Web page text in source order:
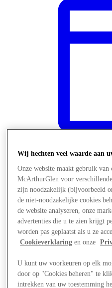
Nieuws
Wij hechten veel waarde aan
Onze website maakt gebruik
McArthurGlen voor
zijn noodzakelijk (bijvoorbeeld
de niet-noodzakelijke cookies
de website analyseren, onze
advertenties die u te zien krijgt
worden pas geplaatst als u ze
Cookieverklaring en onze
U kunt uw voorkeuren op elk
door op "Cookies beheren" te
intrekken van uw toestemming